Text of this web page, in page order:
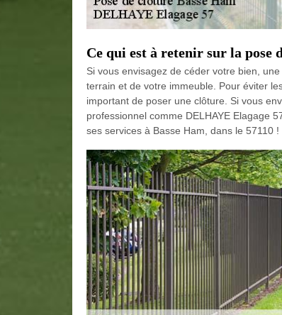
Ce qui est à retenir sur la pose
Si vous envisagez de céder votre bien,
terrain et de votre immeuble. Pour éviter
important de poser une clôture. Si vous
professionnel comme DELHAYE Elagage
ses services à Basse Ham, dans le 57110 !